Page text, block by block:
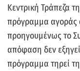
Κεντρική Τράπεζα
πρόγραμμα αγοράς
προηγουμένως το
απόφαση δεν
πρόγραμμα τηρεί